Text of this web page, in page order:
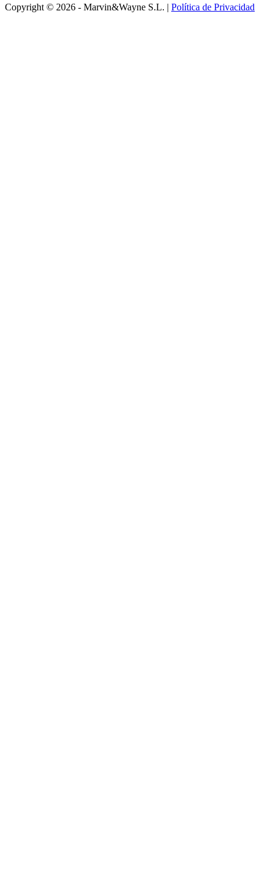
Copyright © 2026 - Marvin&Wayne S.L. | Política de Privacidad